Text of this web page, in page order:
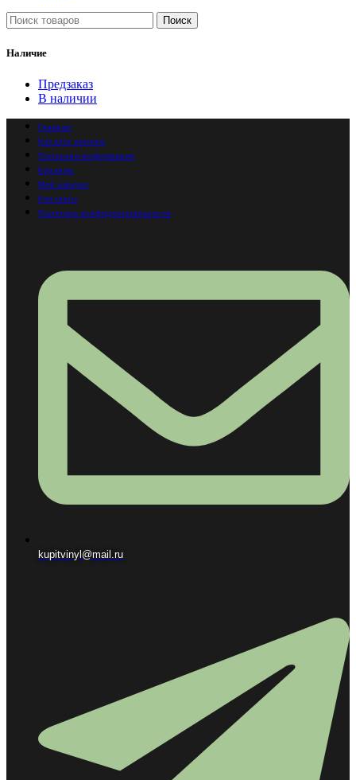
Поиск
Наличие
Предзаказ
В наличии
Главная
Каталог винила
Полезная информация
Корзина
Мой аккаунт
Контакты
Политика конфиденциальности
kupitvinyl@mail.ru